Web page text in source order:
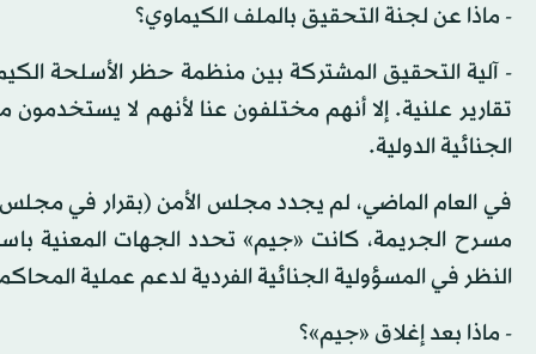
- ماذا عن لجنة التحقيق بالملف الكيماوي؟
تقارير علنية. إلا أنهم مختلفون عنا لأنهم لا يستخدمون
الجنائية الدولية.
في العام الماضي، لم يجدد مجلس الأمن (بقرار في
مسرح الجريمة، كانت «جيم» تحدد الجهات المعنية
النظر في المسؤولية الجنائية الفردية لدعم عملية
- ماذا بعد إغلاق «جيم»؟